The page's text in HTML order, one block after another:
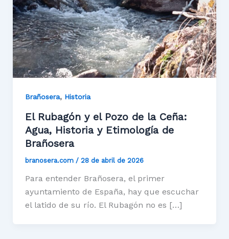
Brañosera, Historia
El Rubagón y el Pozo de la Ceña:
Agua, Historia y Etimología de
Brañosera
branosera.com / 28 de abril de 2026
Para entender Brañosera, el primer
ayuntamiento de España, hay que escuchar
el latido de su río. El Rubagón no es […]